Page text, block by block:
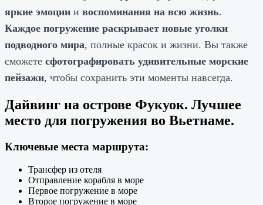
яркие эмоции и воспоминания на всю жизнь.
Каждое погружение раскрывает новые уголки
подводного мира, полные красок и жизни. Вы также
сможете сфотографировать удивительные морские
пейзажи, чтобы сохранить эти моменты навсегда.
Дайвинг на острове Фукуок. Лучшее
место для погружения во Вьетнаме.
Ключевые места маршрута:
Трансфер из отеля
Отправление корабля в море
Первое погружение в море
Второе погружение в море